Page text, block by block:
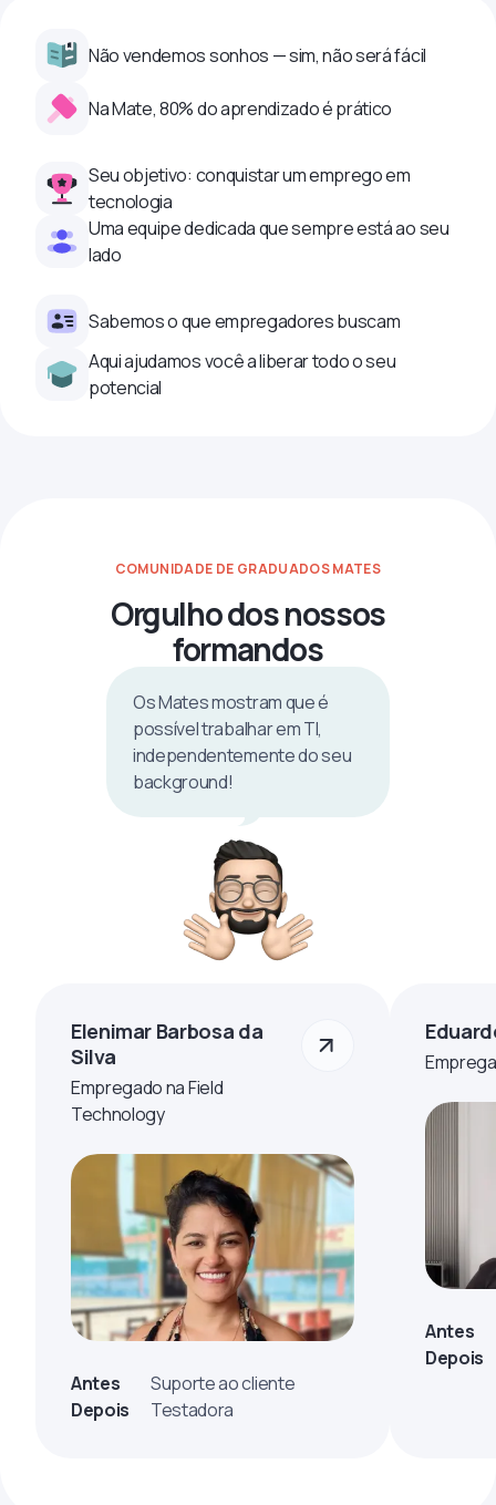
Não vendemos sonhos — sim, não será fácil
Na Mate, 80% do aprendizado é prático
Seu objetivo: conquistar um emprego em
tecnologia
Uma equipe dedicada que sempre está ao seu
lado
Sabemos o que empregadores buscam
Aqui ajudamos você a liberar todo o seu
potencial
COMUNIDADE DE GRADUADOS MATES
Orgulho dos nossos
formandos
Os Mates mostram que é
possível trabalhar em TI,
independentemente do seu
background!
Elenimar Barbosa da
Silva
Empregado na Field
Technology
Antes
Suporte ao cliente
Depois
Testadora
Antes
Depois